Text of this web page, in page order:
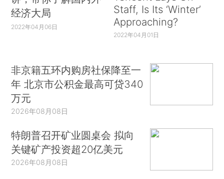
经济大局
2022年04月06日
Staff, Is Its ‘Winter’
Approaching?
2022年04月01日
非京籍五环内购房社保降至一
年 北京市公积金最高可贷340
万元
2026年08月08日
特朗普召开矿业圆桌会 拟向
关键矿产投资超20亿美元
2026年08月08日